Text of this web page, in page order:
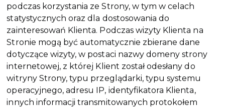
podczas korzystania ze Strony, w tym w celach
statystycznych oraz dla dostosowania do
zainteresowań Klienta. Podczas wizyty Klienta na
Stronie mogą być automatycznie zbierane dane
dotyczące wizyty, w postaci nazwy domeny strony
internetowej, z której Klient został odesłany do
witryny Strony, typu przeglądarki, typu systemu
operacyjnego, adresu IP, identyfikatora Klienta,
innych informacji transmitowanych protokołem